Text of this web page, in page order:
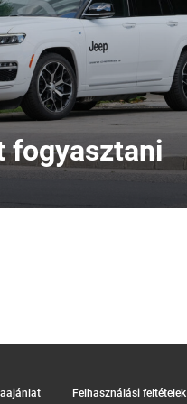
fogyasztani
Felhasználási feltételek